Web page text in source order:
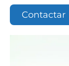
Contactar